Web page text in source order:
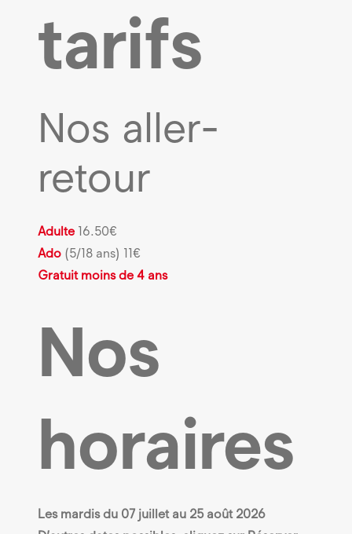
tarifs
Nos aller-
retour
Adulte 16.50€
Ado (5/18 ans) 11€
Gratuit moins de 4 ans
Nos
horaires
Les mardis du 07 juillet au 25 août 2026